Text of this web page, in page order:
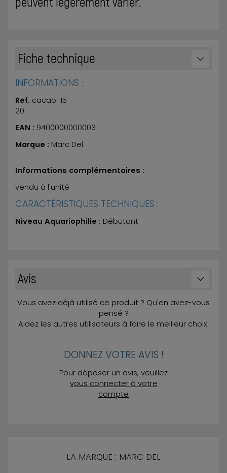
Fiche technique
INFORMATIONS :
Ref. cacao-15-
20
EAN : 9400000000003
Marque : Marc Del
Informations complémentaires :
vendu à l'unité
CARACTÉRISTIQUES TECHNIQUES :
Niveau Aquariophilie : Débutant
Avis
Vous avez déjà utilisé ce produit ? Qu'en avez-vous
pensé ?
Aidez les autres utilisateurs à faire le meilleur choix.
DONNEZ VOTRE AVIS !
Pour déposer un avis, veuillez
vous connecter à votre
compte
LA MARQUE : MARC DEL